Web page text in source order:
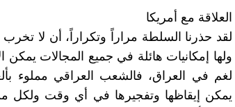
العلاقة مع أمريكا
لقد حذرنا السلطة مراراً وتكراراً، أن لا تخرب
ولها إمكانيات هائلة في جميع المجالات يمكن
لغم في العراق، فالشعب العراقي مملوء
يمكن إيقاظها وتفجيرها في أي وقت ولكل من